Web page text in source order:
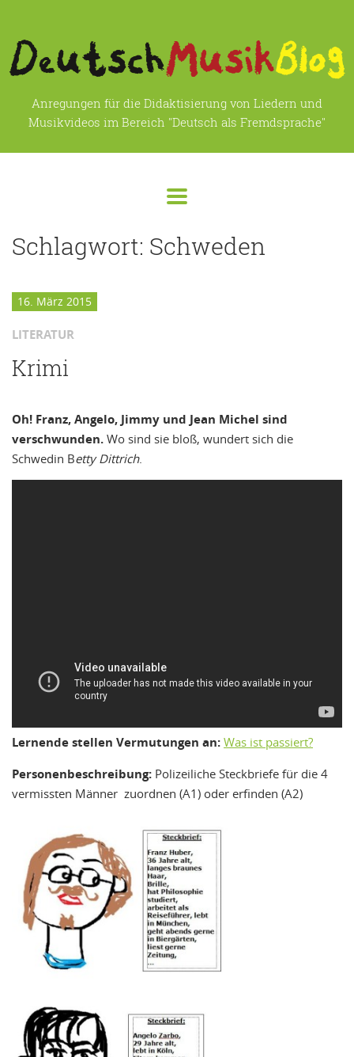
Anregungen für die Didaktisierung von Liedern und
Musikvideos im Bereich "Deutsch als Fremdsprache"
Schlagwort: Schweden
16. März 2015
LITERATUR
Krimi
Oh! Franz, Angelo, Jimmy und Jean Michel sind
verschwunden. Wo sind sie bloß, wundert sich die
Schwedin Betty Dittrich.
Lernende stellen Vermutungen an: Was ist passiert?
Personenbeschreibung: Polizeiliche Steckbriefe für die 4
vermissten Männer zuordnen (A1) oder erfinden (A2)